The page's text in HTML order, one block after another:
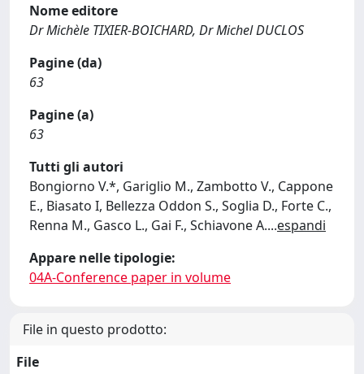
Nome editore
Dr Michèle TIXIER-BOICHARD, Dr Michel DUCLOS
Pagine (da)
63
Pagine (a)
63
Tutti gli autori
Bongiorno V.*, Gariglio M., Zambotto V., Cappone
E., Biasato I, Bellezza Oddon S., Soglia D., Forte C.,
Renna M., Gasco L., Gai F., Schiavone A....espandi
Appare nelle tipologie:
04A-Conference paper in volume
File in questo prodotto:
File